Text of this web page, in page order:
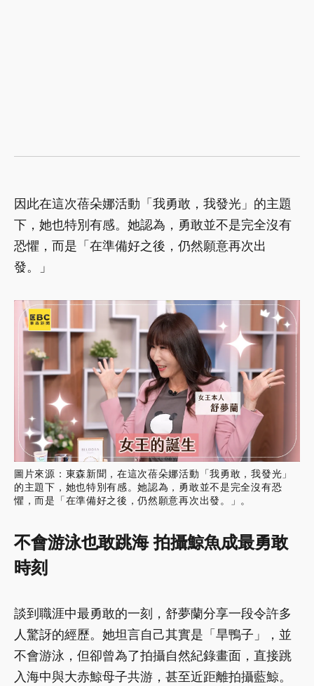
因此在這次蓓朵娜活動「我勇敢，我發光」的主題
下，她也特別有感。她認為，勇敢並不是完全沒有
恐懼，而是「在準備好之後，仍然願意再次出
發。」
圖片來源：東森新聞，在這次蓓朵娜活動「我勇敢，我發光」
的主題下，她也特別有感。她認為，勇敢並不是完全沒有恐
懼，而是「在準備好之後，仍然願意再次出發。」。
不會游泳也敢跳海 拍攝鯨魚成最勇敢
時刻
談到職涯中最勇敢的一刻，舒夢蘭分享一段令許多
人驚訝的經歷。她坦言自己其實是「旱鴨子」，並
不會游泳，但卻曾為了拍攝自然紀錄畫面，直接跳
入海中與大赤鯨母子共游，甚至近距離拍攝藍鯨。